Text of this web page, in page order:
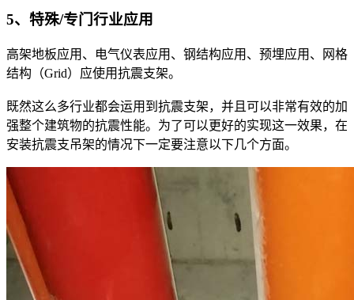
5、特殊/专门行业应用
高架地板应用、电气仪表应用、钢结构应用、预埋应用、网格
结构（Grid）应使用抗震支架。
既然这么多行业都会运用到抗震支架，并且可以非常有效的加
强整个建筑物的抗震性能。为了可以更好的实现这一效果，在
安装抗震支吊架的情况下一定要注意以下几个方面。